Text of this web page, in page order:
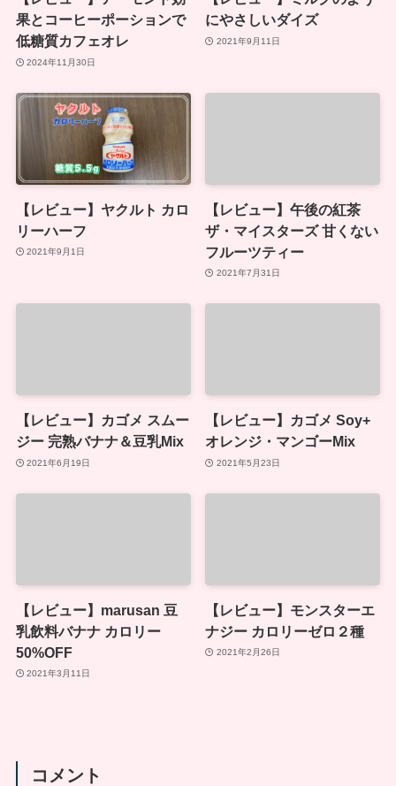
果とコーヒーポーションで
低糖質カフェオレ
2024年11月30日
にやさしいダイズ
2021年9月11日
【レビュー】ヤクルト カロ
リーハーフ
2021年9月1日
【レビュー】午後の紅茶
ザ・マイスターズ 甘くない
フルーツティー
2021年7月31日
【レビュー】カゴメ スムー
ジー 完熟バナナ＆豆乳Mix
2021年6月19日
【レビュー】カゴメ Soy+
オレンジ・マンゴーMix
2021年5月23日
【レビュー】marusan 豆
乳飲料バナナ カロリー
50%OFF
2021年3月11日
【レビュー】モンスターエ
ナジー カロリーゼロ２種
2021年2月26日
コメント